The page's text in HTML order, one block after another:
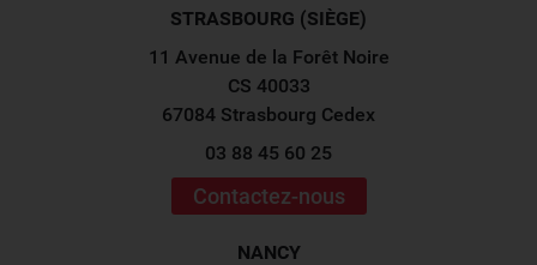
STRASBOURG (SIÈGE)
11 Avenue de la Forêt Noire
CS 40033
67084 Strasbourg Cedex
03 88 45 60 25
Contactez-nous
NANCY